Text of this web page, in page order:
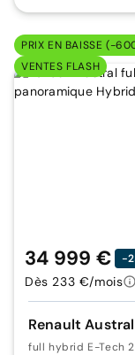
PRIX EN BAISSE (-
VENTES FLASH
Renault Austral
full hybrid E-Tech
34 999 € -
Dès 233 €/mois